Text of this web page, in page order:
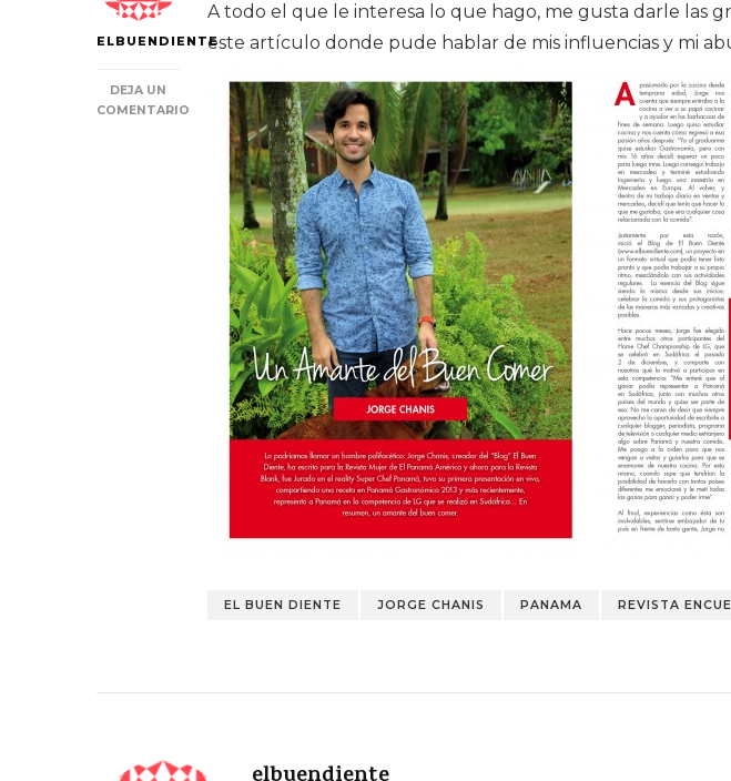
ELBUENDIENTE
DEJA UN
COMENTARIO
A todo el que le interesa lo que hago, me gusta darle las
este artículo donde pude hablar de mis influencias y mi
EL BUEN DIENTE JORGE CHANIS PANAMA REVISTA